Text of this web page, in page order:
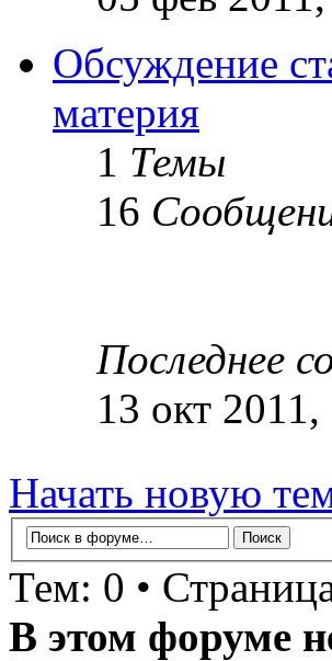
Обсуждение
материя
1 Темы
16
Последнее
13 окт
Начать новую
Тем: 0 •
В этом форуме